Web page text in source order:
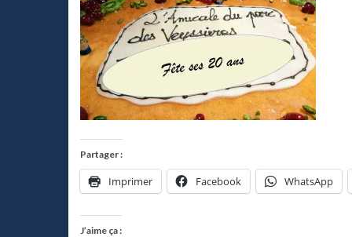
Partager :
Imprimer Facebook WhatsApp
J’aime ça :